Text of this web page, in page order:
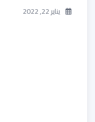
يناير 22, 2022